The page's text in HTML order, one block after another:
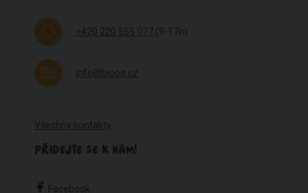
+420 220 555 077 (9-17h)
info@biooo.cz
Všechny kontakty
PŘIDEJTE SE K NÁM!
Facebook